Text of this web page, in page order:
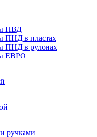
ПВД
ПНД в пластах
ПНД в рулонах
ЕВРО
ручками